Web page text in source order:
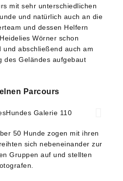
mit sehr unterschiedlichen
und natürlich auch an die
und dessen Helfern
Wörner schon
und abschließend auch am
des Geländes aufgebaut
Parcours
50 Hunde zogen mit ihren
sich nebeneinander zur
Gruppen auf und stellten